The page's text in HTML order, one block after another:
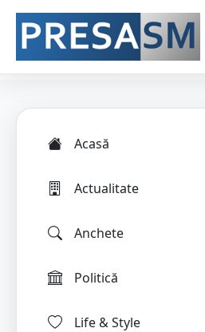
Acasă
Actualitate
Anchete
Politică
Life & Style